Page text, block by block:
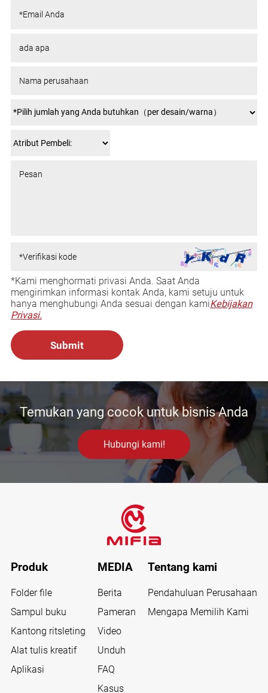
*Kami menghormati privasi Anda. Saat Anda
mengirimkan informasi kontak Anda, kami setuju untuk
hanya menghubungi Anda sesuai dengan kamiKebijakan
Privasi.
Temukan yang cocok untuk bisnis Anda
Hubungi kami!
Produk
Folder file
Sampul buku
Kantong ritsleting
Alat tulis kreatif
Aplikasi
MEDIA
Berita
Pameran
Video
Unduh
FAQ
Kasus
Tentang kami
Pendahuluan Perusahaan
Mengapa Memilih Kami